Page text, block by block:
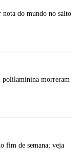
nota do mundo no salto
polilaminina morreram
fim de semana; veja